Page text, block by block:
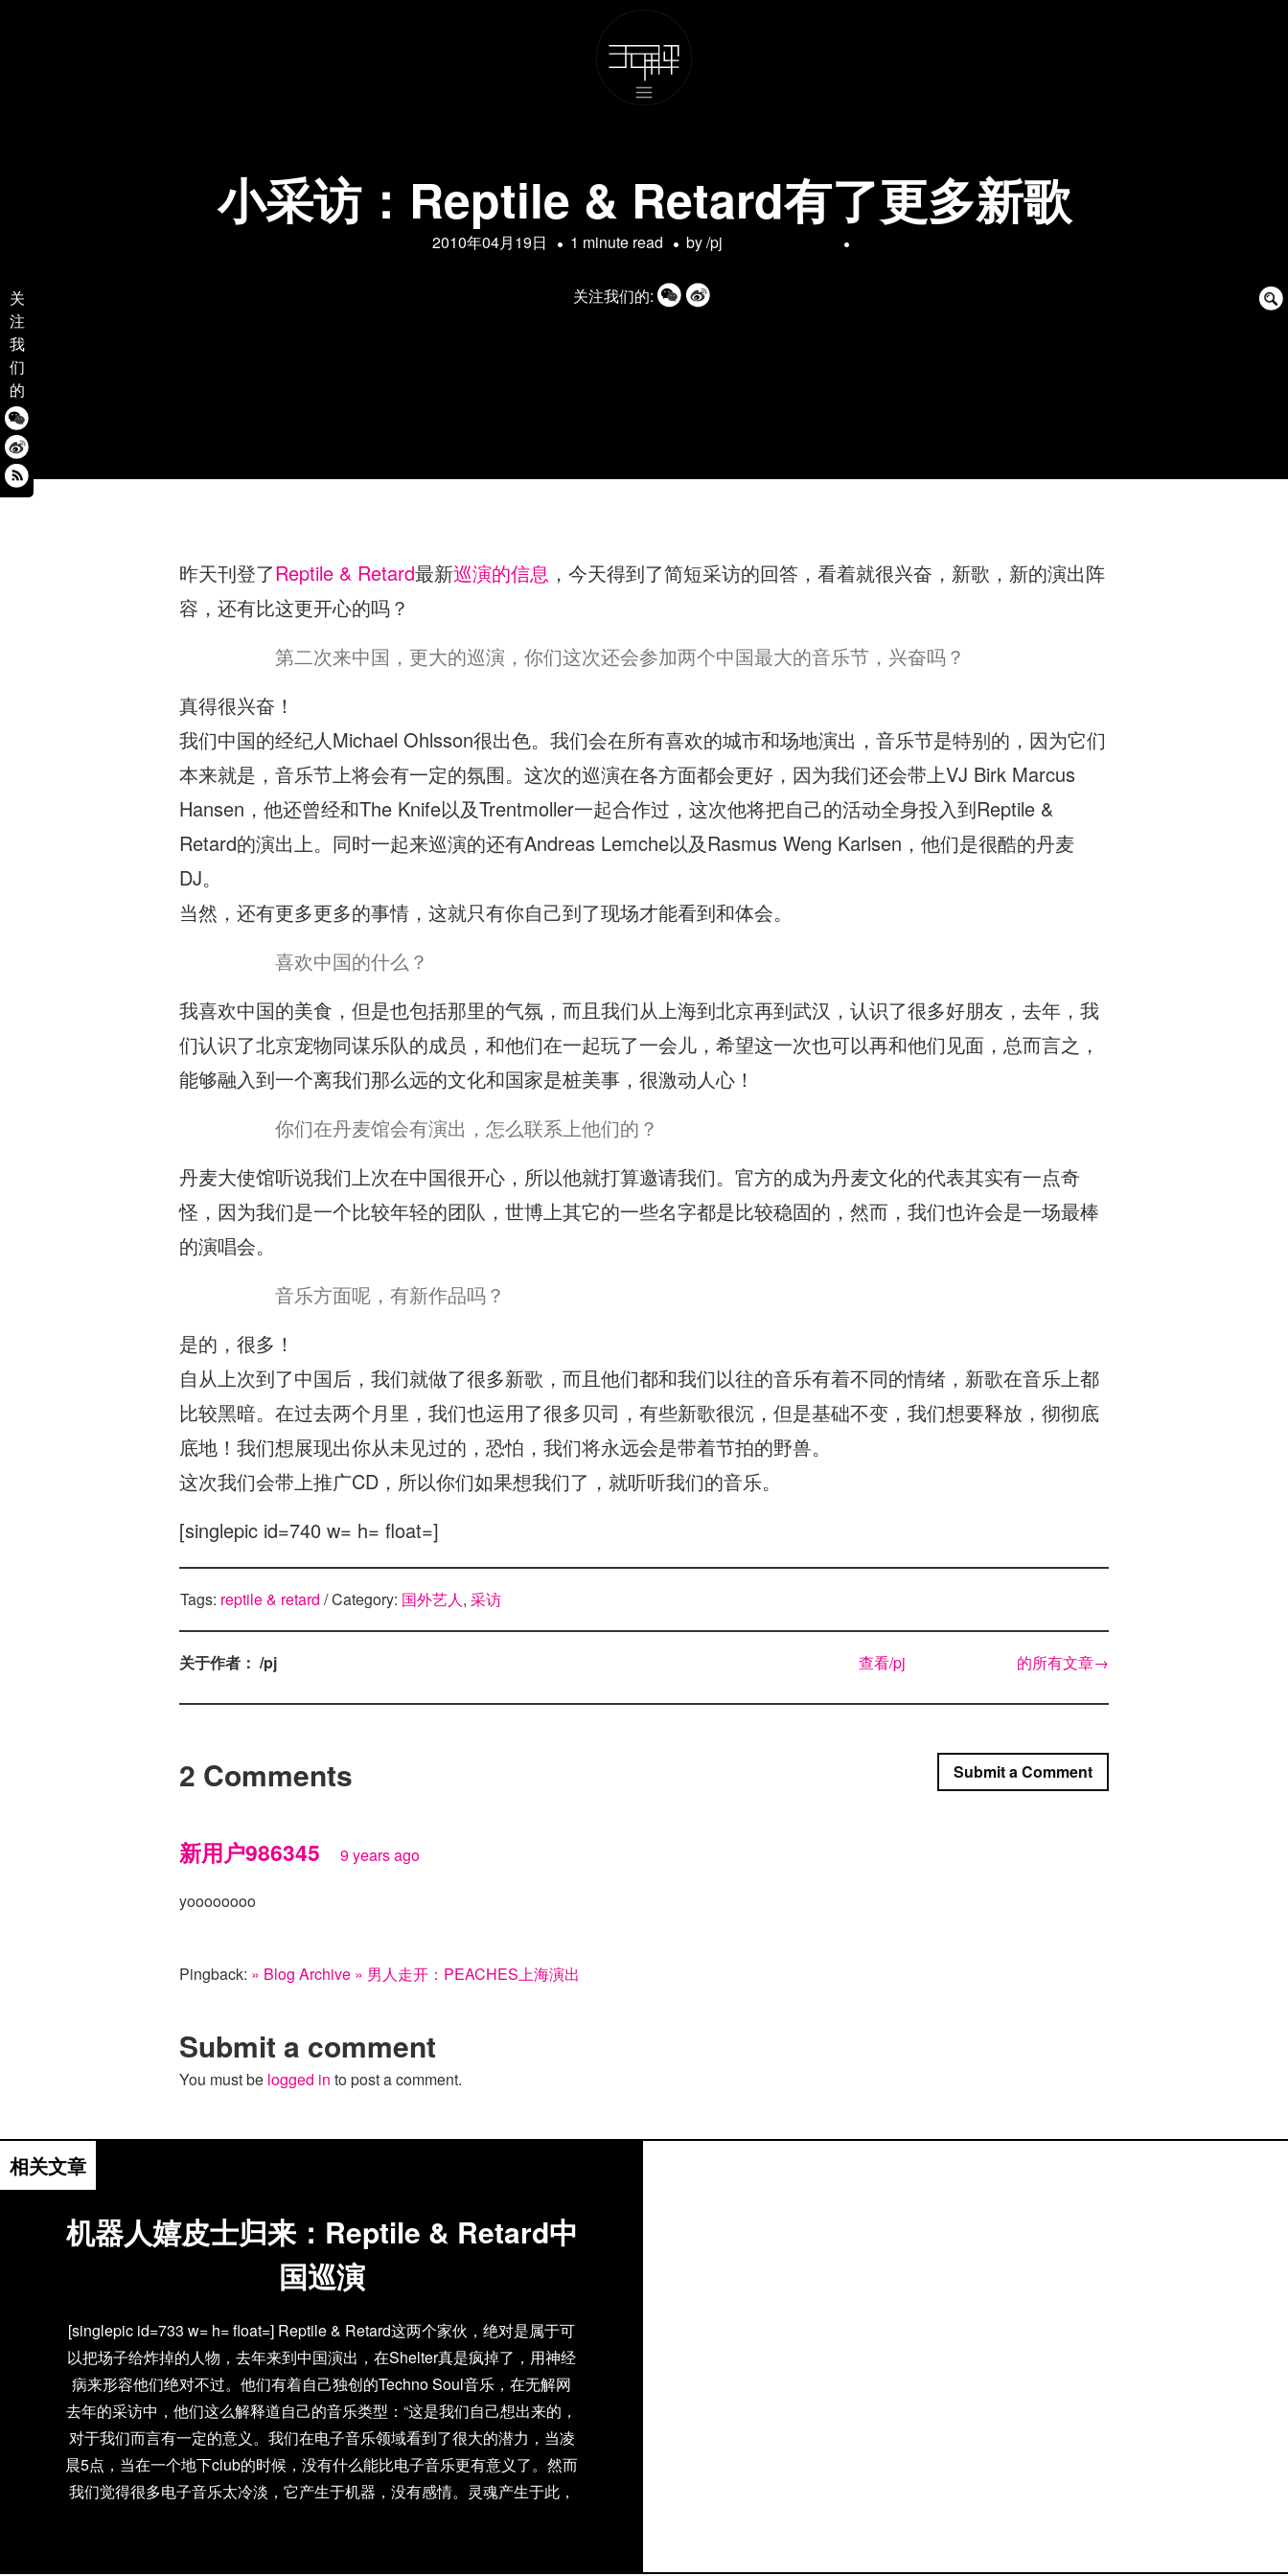
关
注
我
们
的
小采访：Reptile & Retard有了更多新歌
2010年04月19日 1 minute read by/pj
关注我们的:
昨天刊登了Reptile & Retard最新巡演的信息 ，今天得到了简短采访的回答，看着就很兴奋，新歌，新的演出阵
容，还有比这更开心的吗？
第二次来中国，更大的巡演，你们这次还会参加两个中国最大的音乐节，兴奋吗？
真得很兴奋！
我们中国的经纪人Michael Ohlsson很出色。我们会在所有喜欢的城市和场地演出，音乐节是特别的，因为它们
本来就是，音乐节上将会有一定的氛围。这次的巡演在各方面都会更好，因为我们还会带上VJ Birk Marcus
Hansen，他还曾经和The Knife以及Trentmoller一起合作过，这次他将把自己的活动全身投入到Reptile &
Retard的演出上。同时一起来巡演的还有Andreas Lemche以及Rasmus Weng Karlsen，他们是很酷的丹麦
DJ。
当然，还有更多更多的事情，这就只有你自己到了现场才能看到和体会。
喜欢中国的什么？
我喜欢中国的美食，但是也包括那里的气氛，而且我们从上海到北京再到武汉，认识了很多好朋友，去年，我
们认识了北京宠物同谋乐队的成员，和他们在一起玩了一会儿，希望这一次也可以再和他们见面，总而言之，
能够融入到一个离我们那么远的文化和国家是桩美事，很激动人心！
你们在丹麦馆会有演出，怎么联系上他们的？
丹麦大使馆听说我们上次在中国很开心，所以他就打算邀请我们。官方的成为丹麦文化的代表其实有一点奇
怪，因为我们是一个比较年轻的团队，世博上其它的一些名字都是比较稳固的，然而，我们也许会是一场最棒
的演唱会。
音乐方面呢，有新作品吗？
是的，很多！
自从上次到了中国后，我们就做了很多新歌，而且他们都和我们以往的音乐有着不同的情绪，新歌在音乐上都
比较黑暗。在过去两个月里，我们也运用了很多贝司，有些新歌很沉，但是基础不变，我们想要释放，彻彻底
底地！我们想展现出你从未见过的，恐怕，我们将永远会是带着节拍的野兽。
这次我们会带上推广CD，所以你们如果想我们了，就听听我们的音乐。
[singlepic id=740 w= h= float=]
Tags: reptile & retard / Category: 国外艺人, 采访
关于作者： /pj 查看/pj 的所有文章→
2 Comments Submit a Comment
新用户986345 9 years ago
yoooooooo
Pingback: » Blog Archive » 男人走开：PEACHES上海演出
Submit a comment
You must be logged in to post a comment.
相关文章
机器人嬉皮士归来：Reptile & Retard中
国巡演
[singlepic id=733 w= h= float=] Reptile & Retard这两个家伙，绝对是属于可
以把场子给炸掉的人物，去年来到中国演出，在Shelter真是疯掉了，用神经
病来形容他们绝对不过。他们有着自己独创的Techno Soul音乐，在无解网
去年的采访中，他们这么解释道自己的音乐类型：“这是我们自己想出来的，
对于我们而言有一定的意义。我们在电子音乐领域看到了很大的潜力，当凌
晨5点，当在一个地下club的时候，没有什么能比电子音乐更有意义了。然而
我们觉得很多电子音乐太冷淡，它产生于机器，没有感情。灵魂产生于此，
中国了，这次的巡演更壮观，会出现在草莓音乐节、热波音乐节还有世博，